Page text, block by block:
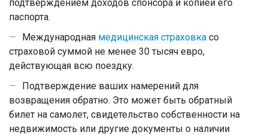
подтверждением доходов спонсора и копией его
паспорта.
Международная медицинская страховка со
страховой суммой не менее 30 тысяч евро,
действующая всю поездку.
Подтверждение ваших намерений для
возвращения обратно. Это может быть обратный
билет на самолет, свидетельство собственности на
недвижимость или другие документы о наличии